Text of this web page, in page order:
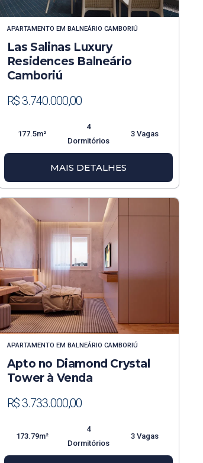
APARTAMENTO EM BALNEÁRIO CAMBORIÚ
Las Salinas Luxury
Residences Balneário
Camboriú
R$ 3.740.000,00
177.5m²
4
Dormitórios
3 Vagas
MAIS DETALHES
APARTAMENTO EM BALNEÁRIO CAMBORIÚ
Apto no Diamond Crystal
Tower à Venda
R$ 3.733.000,00
173.79m²
4
Dormitórios
3 Vagas